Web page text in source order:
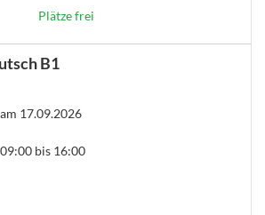
Plätze frei
B1
am 17.09.2026
09:00 bis 16:00